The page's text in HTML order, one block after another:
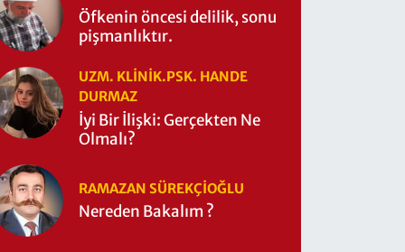
Öfkenin öncesi delilik, sonu
pişmanlıktır.
UZM. KLINIK.PSK. HANDE
DURMAZ
İyi Bir İlişki: Gerçekten Ne
Olmalı?
RAMAZAN SÜREKÇIOĞLU
Nereden Bakalım ?